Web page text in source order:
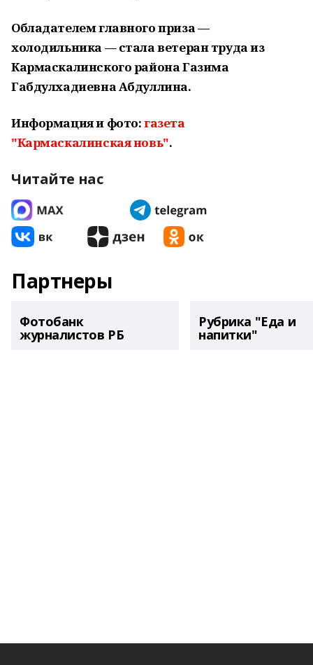
Обладателем главного приза —
холодильника — стала ветеран труда из
Кармаскалинского района Газима
Габдулхадиевна Абдуллина.
Информация и фото:газета
"Кармаскалинская новь".
Читайте нас
Партнеры
Фотобанк
журналистов РБ
Рубрика "Еда и
напитки"